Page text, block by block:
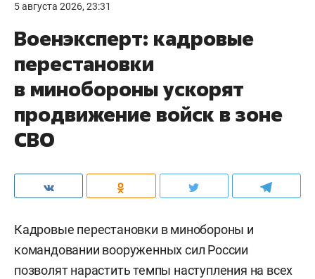
5 августа 2026, 23:31
Военэксперт: кадровые
перестановки
в минобороны ускорят
продвижение войск в зоне
СВО
Кадровые перестановки в минобороны и
командовании вооруженных сил России
позволят нарастить темпы наступления на всех